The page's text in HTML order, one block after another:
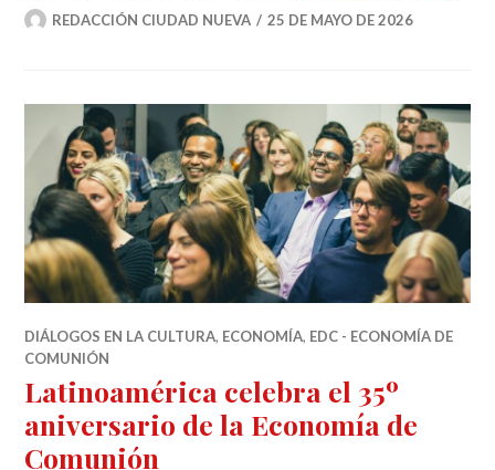
REDACCIÓN CIUDAD NUEVA 25 DE MAYO DE 2026
DIÁLOGOS EN LA CULTURA, ECONOMÍA, EDC - ECONOMÍA DE
COMUNIÓN
Latinoamérica celebra el 35º
aniversario de la Economía de
Comunión